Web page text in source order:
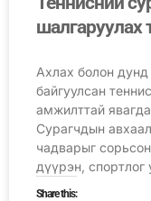
шалгаруулах
Ахлах болон
байгуулсан
амжилттай
Сурагчдын
чадварыг
дүүрэн, спортлог
Share this: